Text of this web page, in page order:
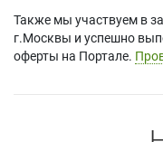
Также мы участвуем в
г.Москвы и успешно
оферты на Портале.